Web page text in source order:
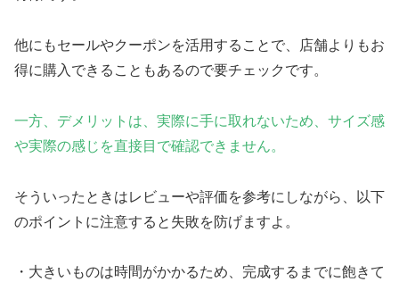
他にもセールやクーポンを活用することで、店舗よりもお
得に購入できることもあるので要チェックです。
一方、デメリットは、実際に手に取れないため 、サイズ感
や実際の感じを直接目で確認できません。
そういったときはレビューや評価を参考にしながら、以下
のポイントに注意すると失敗を防げますよ。
・大きいものは時間がかかるため、完成するまでに飽きて